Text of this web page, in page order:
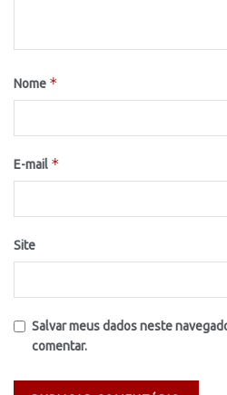
Nome *
E-mail *
Site
Salvar meus dados neste
comentar.